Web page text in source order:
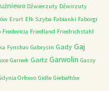
Dźwierzuty Dźwirzuty
Erurt Ełk Szyba Fabianki Faborgi
Fredericia Friedland Friedrichstahl
Fynshav Gabrysin Gady Gaj
Garnek Gartz Garwolin Gassy
Orłowo Gidle Giebałtów